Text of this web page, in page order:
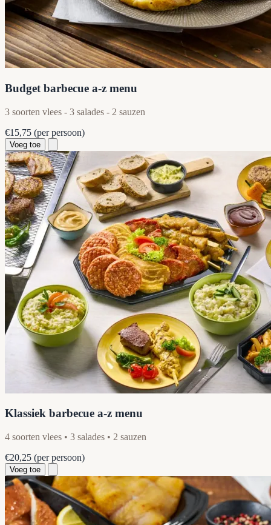
Budget barbecue a-z menu
3 soorten vlees - 3 salades - 2 sauzen
€15,75 (per persoon)
Voeg toe
Klassiek barbecue a-z menu
4 soorten vlees • 3 salades • 2 sauzen
€20,25 (per persoon)
Voeg toe